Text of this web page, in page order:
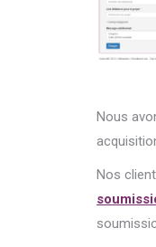
Nous
Nos